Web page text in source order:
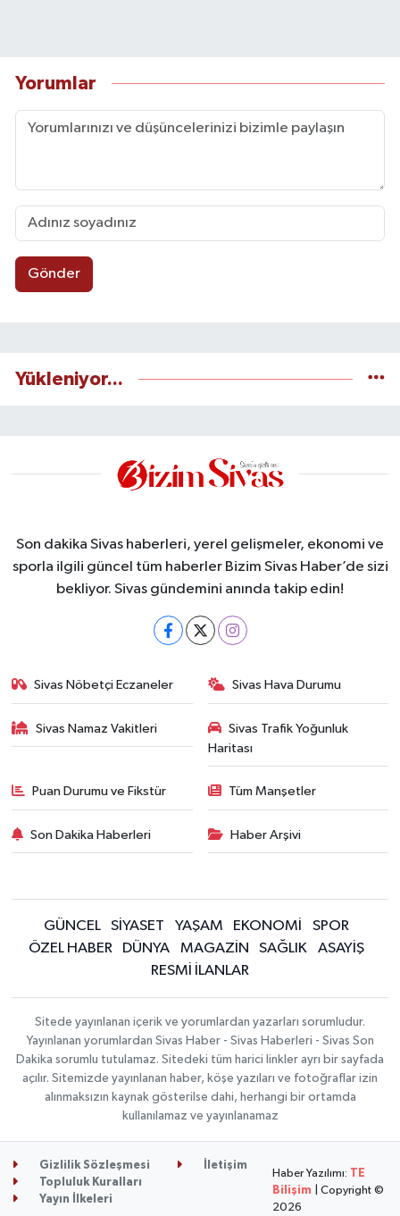
Yorumlar
Gönder
Yükleniyor...
Son dakika Sivas haberleri, yerel gelişmeler, ekonomi ve
sporla ilgili güncel tüm haberler Bizim Sivas Haber’de sizi
bekliyor. Sivas gündemini anında takip edin!
Sivas Nöbetçi Eczaneler Sivas Hava Durumu
Sivas Namaz Vakitleri
Sivas Trafik Yoğunluk
Haritası
Puan Durumu ve Fikstür Tüm Manşetler
Son Dakika Haberleri Haber Arşivi
GÜNCEL SİYASET YAŞAM EKONOMİ
SPOR
ÖZEL HABER
DÜNYA MAGAZİN SAĞLIK
ASAYİŞ
RESMİ İLANLAR
Sitede yayınlanan içerik ve yorumlardan yazarları sorumludur.
Yayınlanan yorumlardan Sivas Haber - Sivas Haberleri - Sivas Son
Dakika sorumlu tutulamaz. Sitedeki tüm harici linkler ayrı bir sayfada
açılır. Sitemizde yayınlanan haber, köşe yazıları ve fotoğraflar izin
alınmaksızın kaynak gösterilse dahi, herhangi bir ortamda
kullanılamaz ve yayınlanamaz
Gizlilik Sözleşmesi
İletişim
Topluluk Kuralları
Yayın İlkeleri
Haber Yazılımı: TE
Bilişim | Copyright ©
2026